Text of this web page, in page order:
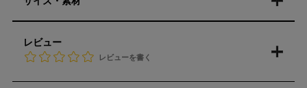
レビュー
レビューを書く